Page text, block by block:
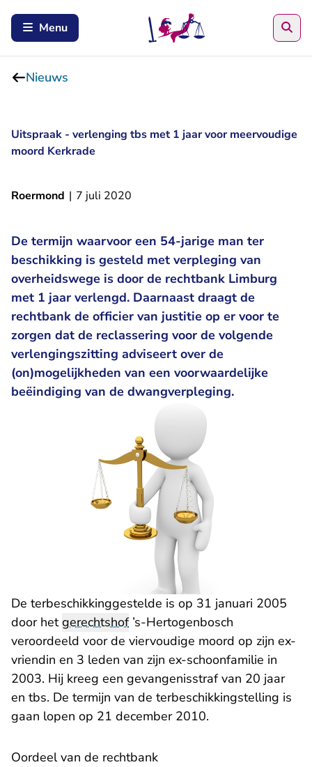
Menu
Nieuws
Uitspraak - verlenging tbs met 1 jaar voor meervoudige
moord Kerkrade
Roermond | 7 juli 2020
De termijn waarvoor een 54-jarige man ter
beschikking is gesteld met verpleging van
overheidswege is door de rechtbank Limburg
met 1 jaar verlengd. Daarnaast draagt de
rechtbank de officier van justitie op er voor te
zorgen dat de reclassering voor de volgende
verlengingszitting adviseert over de
(on)mogelijkheden van een voorwaardelijke
beëindiging van de dwangverpleging.
De terbeschikkinggestelde is op 31 januari 2005
door hetgerechtshof’s-Hertogenbosch
veroordeeld voor de viervoudige moord op zijn ex-
vriendin en 3 leden van zijn ex-schoonfamilie in
2003. Hij kreeg een gevangenisstraf van 20 jaar
en tbs. De termijn van de terbeschikkingstelling is
gaan lopen op 21 december 2010.
Oordeel van de rechtbank